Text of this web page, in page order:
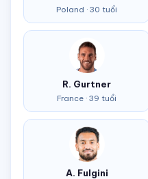
Poland · 30 tuổi
R. Gurtner
France · 39 tuổi
A. Fulgini